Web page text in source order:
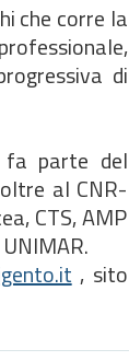
che corre la
di
fa parte del
al CNR-
CTS, AMP
, sito